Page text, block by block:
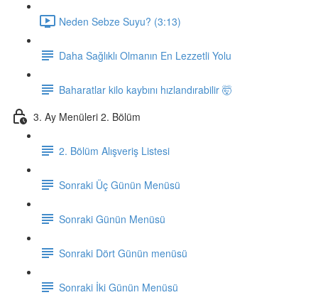
Neden Sebze Suyu? (3:13)
Daha Sağlıklı Olmanın En Lezzetli Yolu
Baharatlar kilo kaybını hızlandırabilir 🤯
3. Ay Menüleri 2. Bölüm
2. Bölüm Alışveriş Listesi
Sonraki Üç Günün Menüsü
Sonraki Günün Menüsü
Sonraki Dört Günün menüsü
Sonraki İki Günün Menüsü